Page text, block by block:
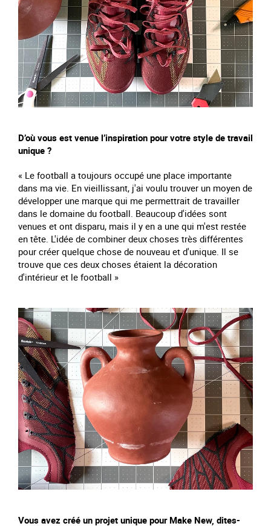
D’où vous est venue l’inspiration pour votre style de travail
unique ?
« Le football a toujours occupé une place importante
dans ma vie. En vieillissant, j'ai voulu trouver un moyen de
développer une marque qui me permettrait de travailler
dans le domaine du football. Beaucoup d'idées sont
venues et ont disparu, mais il y en a une qui m'est restée
en tête. L'idée de combiner deux choses très différentes
pour créer quelque chose de nouveau et d'unique. Il se
trouve que ces deux choses étaient la décoration
d'intérieur et le football »
Vous avez créé un projet unique pour Make New, dites-